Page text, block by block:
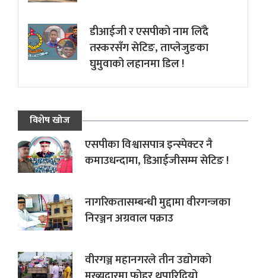
डीआईजी र एसपीको नाम लिँदै
तस्करसँग सेटिङ, ताप्लेजुङका
घुमुवाको लहानमा डिल !
विशेष खोज
एसपीका विश्वासपात्र इन्स्पेक्टर नै
कमाउधन्दामा, डिआईजीसम्म सेटिङ !
नागरिकतासम्बन्धी मुद्दामा वीरगन्जका
निरञ्जन अग्रवाल पक्राउ
वीरगञ्ज महानगरले तीन उद्योगको